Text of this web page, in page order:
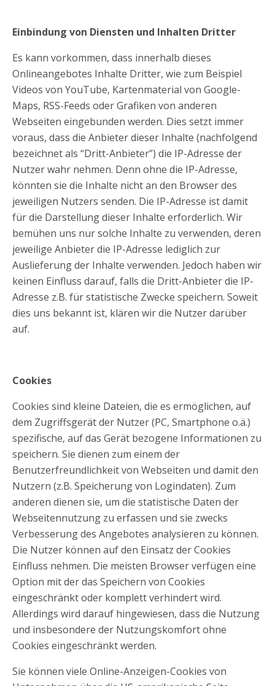
Einbindung von Diensten und Inhalten Dritter
Es kann vorkommen, dass innerhalb dieses
Onlineangebotes Inhalte Dritter, wie zum Beispiel
Videos von YouTube, Kartenmaterial von Google-
Maps, RSS-Feeds oder Grafiken von anderen
Webseiten eingebunden werden. Dies setzt immer
voraus, dass die Anbieter dieser Inhalte (nachfolgend
bezeichnet als “Dritt-Anbieter”) die IP-Adresse der
Nutzer wahr nehmen. Denn ohne die IP-Adresse,
könnten sie die Inhalte nicht an den Browser des
jeweiligen Nutzers senden. Die IP-Adresse ist damit
für die Darstellung dieser Inhalte erforderlich. Wir
bemühen uns nur solche Inhalte zu verwenden, deren
jeweilige Anbieter die IP-Adresse lediglich zur
Auslieferung der Inhalte verwenden. Jedoch haben wir
keinen Einfluss darauf, falls die Dritt-Anbieter die IP-
Adresse z.B. für statistische Zwecke speichern. Soweit
dies uns bekannt ist, klären wir die Nutzer darüber
auf.
Cookies
Cookies sind kleine Dateien, die es ermöglichen, auf
dem Zugriffsgerät der Nutzer (PC, Smartphone o.ä.)
spezifische, auf das Gerät bezogene Informationen zu
speichern. Sie dienen zum einem der
Benutzerfreundlichkeit von Webseiten und damit den
Nutzern (z.B. Speicherung von Logindaten). Zum
anderen dienen sie, um die statistische Daten der
Webseitennutzung zu erfassen und sie zwecks
Verbesserung des Angebotes analysieren zu können.
Die Nutzer können auf den Einsatz der Cookies
Einfluss nehmen. Die meisten Browser verfügen eine
Option mit der das Speichern von Cookies
eingeschränkt oder komplett verhindert wird.
Allerdings wird darauf hingewiesen, dass die Nutzung
und insbesondere der Nutzungskomfort ohne
Cookies eingeschränkt werden.
Sie können viele Online-Anzeigen-Cookies von